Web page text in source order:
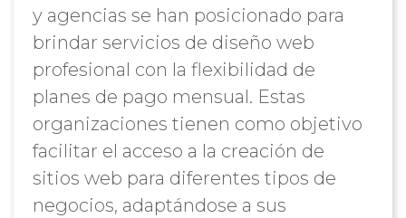
y agencias se han posicionado para
brindar servicios de diseño web
profesional con la flexibilidad de
planes de pago mensual. Estas
organizaciones tienen como objetivo
facilitar el acceso a la creación de
sitios web para diferentes tipos de
negocios, adaptándose a sus